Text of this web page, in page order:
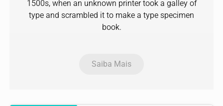
1500s, when an unknown printer took a galley of
type and scrambled it to make a type specimen
book.
Saiba Mais